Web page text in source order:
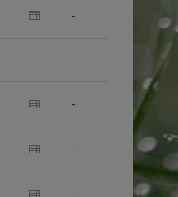
-
-
-